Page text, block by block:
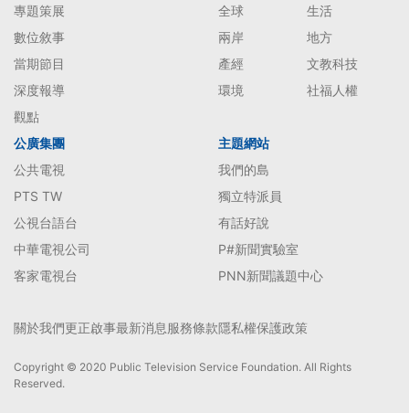
專題策展
數位敘事
當期節目
深度報導
觀點
全球
生活
兩岸
地方
產經
文教科技
環境
社福人權
公廣集團
公共電視
PTS TW
公視台語台
中華電視公司
客家電視台
主題網站
我們的島
獨立特派員
有話好說
P#新聞實驗室
PNN新聞議題中心
關於我們更正啟事最新消息服務條款隱私權保護政策
Copyright © 2020 Public Television Service Foundation. All Rights
Reserved.